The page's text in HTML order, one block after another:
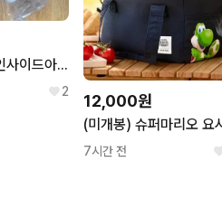
팝콘통 2개 요시, 인사이드아웃
2
12,000원
7시간 전